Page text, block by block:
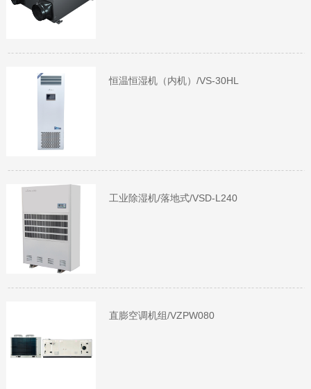
恒温恒湿机（内机）/VS-30HL
工业除湿机/落地式/VSD-L240
直膨空调机组/VZPW080